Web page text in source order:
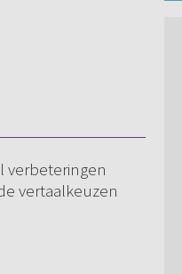
verbeteringen
vertaalkeuzen